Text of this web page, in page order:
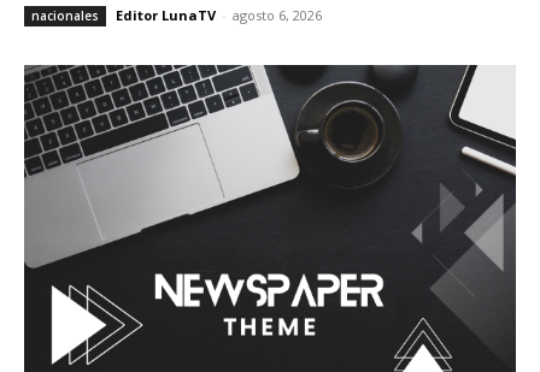
nacionales Editor LunaTV - agosto 6, 2026